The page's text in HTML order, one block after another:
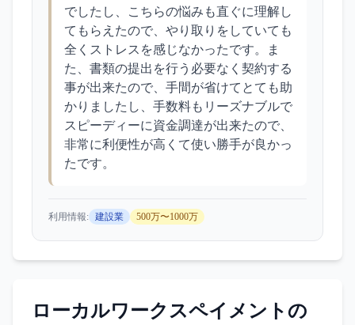
でしたし、こちらの悩みも直ぐに理解し
てもらえたので、やり取りをしていても
全くストレスを感じなかったです。ま
た、書類の提出を行う必要なく契約する
事が出来たので、手間が省けてとても助
かりましたし、手数料もリーズナブルで
スピーディーに資金調達が出来たので、
非常に利便性が高くて使い勝手が良かっ
たです。
利用情報: 建設業 500万〜1000万
ローカルワークスペイメント の